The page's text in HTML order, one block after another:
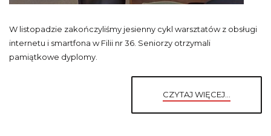
W listopadzie zakończyliśmy jesienny cykl warsztatów z obsługi
internetu i smartfona w Filii nr 36. Seniorzy otrzymali
pamiątkowe dyplomy.
CZYTAJ WIĘCEJ...